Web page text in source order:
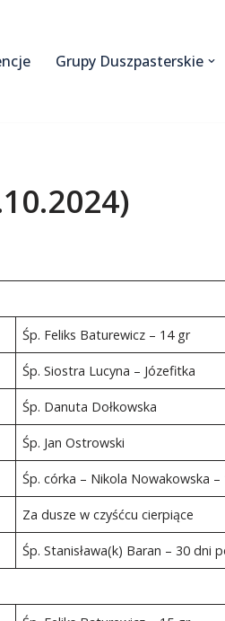
Grupy Duszpasterskie
Śp. Feliks Baturewicz – 14 gr
Śp. Siostra Lucyna – Józefitka
Śp. Danuta Dołkowska
Śp. Jan Ostrowski
Śp. córka – Nikola Nowakowska –
Za dusze w czyśćcu cierpiące
Śp. Stanisława(k) Baran – 30 dni